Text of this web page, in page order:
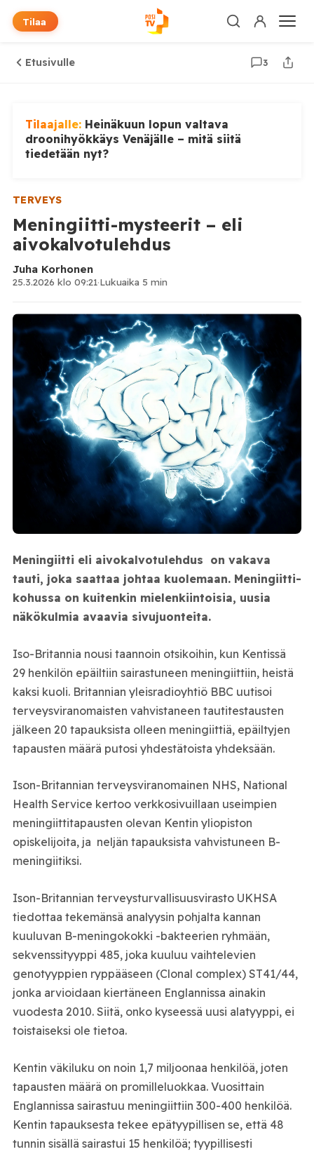
Tilaa
Etusivulle 3
Tilaajalle: Heinäkuun lopun valtava
droonihyökkäys Venäjälle – mitä siitä
tiedetään nyt?
TERVEYS
Meningiitti-mysteerit – eli
aivokalvotulehdus
Juha Korhonen
25.3.2026 klo 09:21·Lukuaika 5 min
Meningiitti eli aivokalvotulehdus on vakava
tauti, joka saattaa johtaa kuolemaan. Meningiitti-
kohussa on kuitenkin mielenkiintoisia, uusia
näkökulmia avaavia sivujuonteita.
Iso-Britannia nousi taannoin otsikoihin, kun Kentissä
29 henkilön epäiltiin sairastuneen meningiittiin, heistä
kaksi kuoli. Britannian yleisradioyhtiö BBC uutisoi
terveysviranomaisten vahvistaneen tautitestausten
jälkeen 20 tapauksista olleen meningiittiä, epäiltyjen
tapausten määrä putosi yhdestätoista yhdeksään.
Ison-Britannian terveysviranomainen NHS, National
Health Service kertoo verkkosivuillaan useimpien
meningiittitapausten olevan Kentin yliopiston
opiskelijoita, ja neljän tapauksista vahvistuneen B-
meningiitiksi.
Ison-Britannian terveysturvallisuusvirasto UKHSA
tiedottaa tekemänsä analyysin pohjalta kannan
kuuluvan B-meningokokki -bakteerien ryhmään,
sekvenssityyppi 485, joka kuuluu vaihtelevien
genotyyppien ryppääseen (Clonal complex) ST41/44,
jonka arvioidaan kiertäneen Englannissa ainakin
vuodesta 2010. Siitä, onko kyseessä uusi alatyyppi, ei
toistaiseksi ole tietoa.
Kentin väkiluku on noin 1,7 miljoonaa henkilöä, joten
tapausten määrä on promilleluokkaa. Vuosittain
Englannissa sairastuu meningiittiin 300-400 henkilöä.
Kentin tapauksesta tekee epätyypillisen se, että 48
tunnin sisällä sairastui 15 henkilöä; tyypillisesti